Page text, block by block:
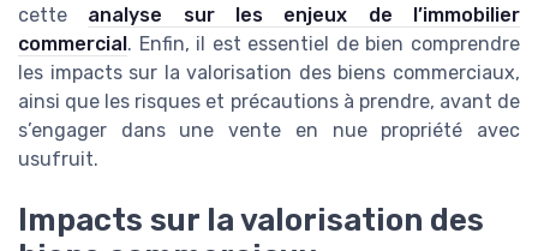
cette analyse sur les enjeux de l’immobilier
commercial . Enfin, il est essentiel de bien comprendre
les impacts sur la valorisation des biens commerciaux,
ainsi que les risques et précautions à prendre, avant de
s’engager dans une vente en nue propriété avec
usufruit.
Impacts sur la valorisation des